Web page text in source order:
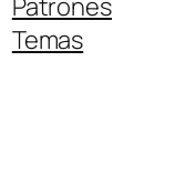
Temas